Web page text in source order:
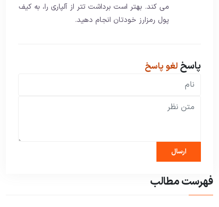
می کند. بهتر است برداشت تتر از آلپاری را، به کیف
پول رمزارز خودتان انجام دهید.
پاسخ لغو پاسخ
فهرست مطالب